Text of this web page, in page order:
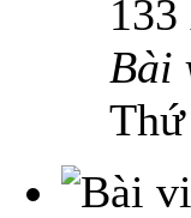
133
Bài